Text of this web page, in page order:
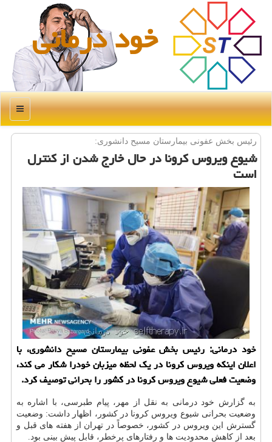
خود درمانی
منو
رئیس بخش عفونی بیمارستان مسیح دانشوری:
شیوع ویروس كرونا در حال خارج شدن از كنترل
است
خود درمانی: رئیس بخش عفونی بیمارستان مسیح دانشوری، با
اعلان اینكه ویروس كرونا در یك لحظه میزبان خودرا شكار می كند،
وضعیت فعلی شیوع ویروس كرونا در كشور را بحرانی توصیف كرد.
به گزارش خود درمانی به نقل از مهر، پیام طبرسی، با اشاره به
وضعیت بحرانی شیوع ویروس کرونا در کشور، اظهار داشت: وضعیت
گسترش این ویروس در کشور، خصوصاً در تهران از هفته های قبل و
بعد از کاهش محدودیت ها و رفتارهای پرخطر، قابل پیش بینی بود.